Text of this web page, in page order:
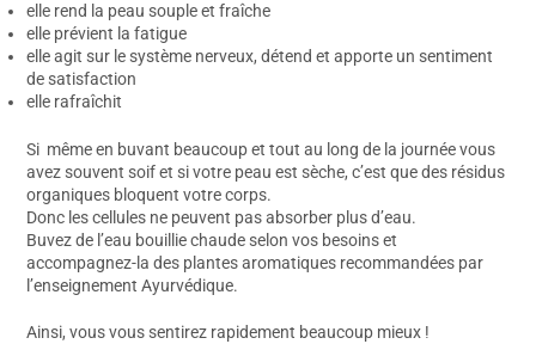
elle rend la peau souple et fraîche
elle prévient la fatigue
elle agit sur le système nerveux, détend et apporte un sentiment
de satisfaction
elle rafraîchit
Si même en buvant beaucoup et tout au long de la journée vous
avez souvent soif et si votre peau est sèche, c’est que des résidus
organiques bloquent votre corps.
Donc les cellules ne peuvent pas absorber plus d’eau.
Buvez de l’eau bouillie chaude selon vos besoins et
accompagnez-la des plantes aromatiques recommandées par
l’enseignement Ayurvédique.
Ainsi, vous vous sentirez rapidement beaucoup mieux !